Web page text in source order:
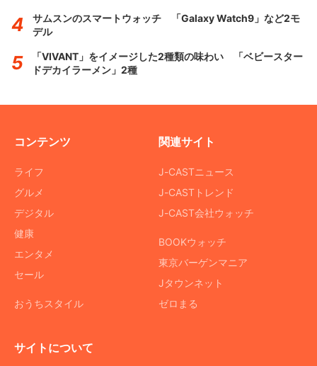
サムスンのスマートウォッチ 「Galaxy Watch9」など2モ
デル
「VIVANT」をイメージした2種類の味わい 「ベビースター
ドデカイラーメン」2種
コンテンツ
ライフ
グルメ
デジタル
健康
エンタメ
セール
おうちスタイル
関連サイト
J-CASTニュース
J-CASTトレンド
J-CAST会社ウォッチ
BOOKウォッチ
東京バーゲンマニア
Jタウンネット
ゼロまる
サイトについて